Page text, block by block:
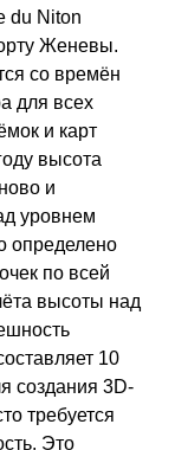
du Niton
Женевы.
со времён
для всех
и карт
высота
и
уровнем
определено
по всей
высоты над
10
создания 3D-
требуется
Это